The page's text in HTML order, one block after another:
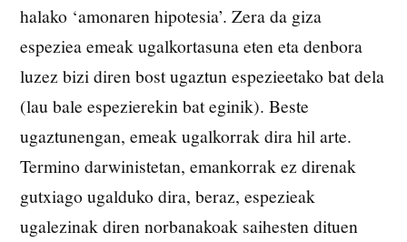
halako ‘amonaren hipotesia’. Zera da giza
espeziea emeak ugalkortasuna eten eta denbora
luzez bizi diren bost ugaztun espezieetako bat dela
(lau bale espezierekin bat eginik). Beste
ugaztunengan, emeak ugalkorrak dira hil arte.
Termino darwinistetan, emankorrak ez direnak
gutxiago ugalduko dira, beraz, espezieak
ugalezinak diren norbanakoak saihesten dituen